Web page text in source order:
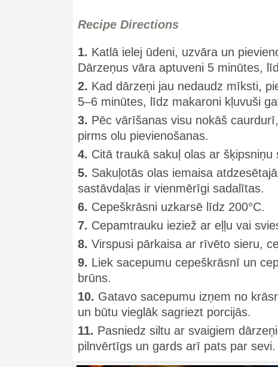
Recipe Directions
1. Katlā ielej ūdeni, uzvāra un
Dārzeņus vāra aptuveni 5 minūtes,
2. Kad dārzeņi jau nedaudz mīksti,
5–6 minūtes, līdz makaroni kļuvuši
3. Pēc vārīšanas visu nokāš
pirms olu pievienošanas.
4. Citā traukā sakuļ olas ar
5. Sakuļotās olas iemaisa
sastāvdaļas ir vienmērīgi sadalītas.
6. Cepeškrāsni uzkarsē līdz 200°C.
7. Cepamtrauku ieziež ar eļļu vai
8. Virspusi pārkaisa ar rīvēto sieru,
9. Liek sacepumu cepeškrāsnī un
brūns.
10. Gatavo sacepumu izņem no
un būtu vieglāk sagriezt porcijās.
11. Pasniedz siltu ar svaigiem
pilnvērtīgs un gards arī pats par sevi.